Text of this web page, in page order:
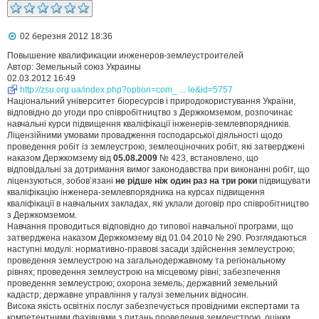
П
в
і
д
о
м
л
е
н
н
я
02 березня 2012 18:36
Повышение квалификации инженеров-землеустроителей
Автор: Земельный союз Украины
02.03.2012 16:49
http://zsu.org.ua/index.php?option=com_ ... le&id=5757
Національний університет біоресурсів і природокористування України,
відповідно до угоди про співробітництво з Держкомземом, розпочинає
навчальні курси підвищення кваліфікації інженерів-землевпорядників.
Ліцензійними умовами провадження господарської діяльності щодо
проведення робіт із землеустрою, землеоціночних робіт, які затверджені
наказом Держкомзему від 05.08.2009 № 423, встановлено, що
відповідальні за дотримання вимог законодавства при виконанні робіт, що
ліцензуються, зобов’язані не рідше ніж один раз на три роки підвищувати
кваліфікацію інженера-землевпорядника на курсах підвищення
кваліфікації в навчальних закладах, які уклали договір про співробітництво
з Держкомземом.
Навчання проводиться відповідно до типової навчальної програми, що
затверджена наказом Держкомзему від 01.04.2010 № 290. Розглядаються
наступні модулі: нормативно-правові засади здійснення землеустрою;
проведення землеустрою на загальнодержавному та регіональному
рівнях; проведення землеустрою на місцевому рівні; забезпечення
проведення землеустрою; охорона земель; державний земельний
кадастр; державне управління у галузі земельних відносин.
Висока якість освітніх послуг забезпечується провідними експертами та